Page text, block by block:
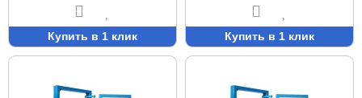
Купить в 1 клик Купить в 1 клик